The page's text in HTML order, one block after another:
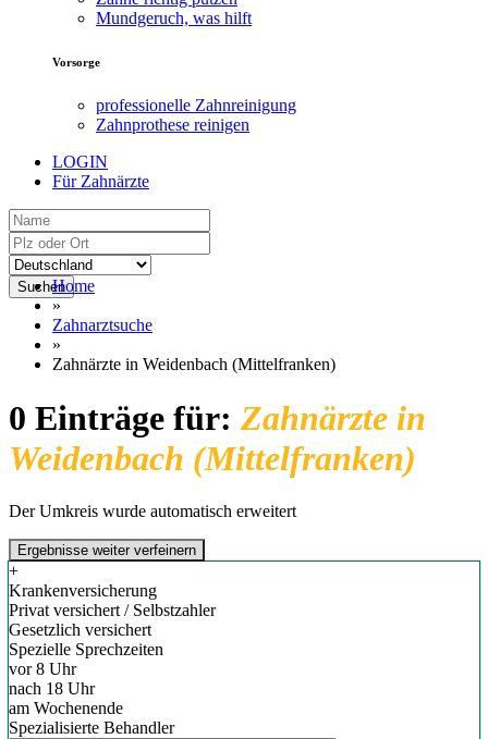
Mundgeruch, was hilft
Vorsorge
professionelle Zahnreinigung
Zahnprothese reinigen
LOGIN
Für Zahnärzte
SuchenHome
»
Zahnarztsuche
»
Zahnärzte in Weidenbach (Mittelfranken)
0 Einträge für: Zahnärzte in
Weidenbach (Mittelfranken)
Der Umkreis wurde automatisch erweitert
Ergebnisse weiter verfeinern
+
Krankenversicherung
Privat versichert / Selbstzahler
Gesetzlich versichert
Spezielle Sprechzeiten
vor 8 Uhr
nach 18 Uhr
am Wochenende
Spezialisierte Behandler